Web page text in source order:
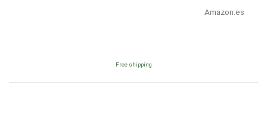
Amazon.es
Free shipping